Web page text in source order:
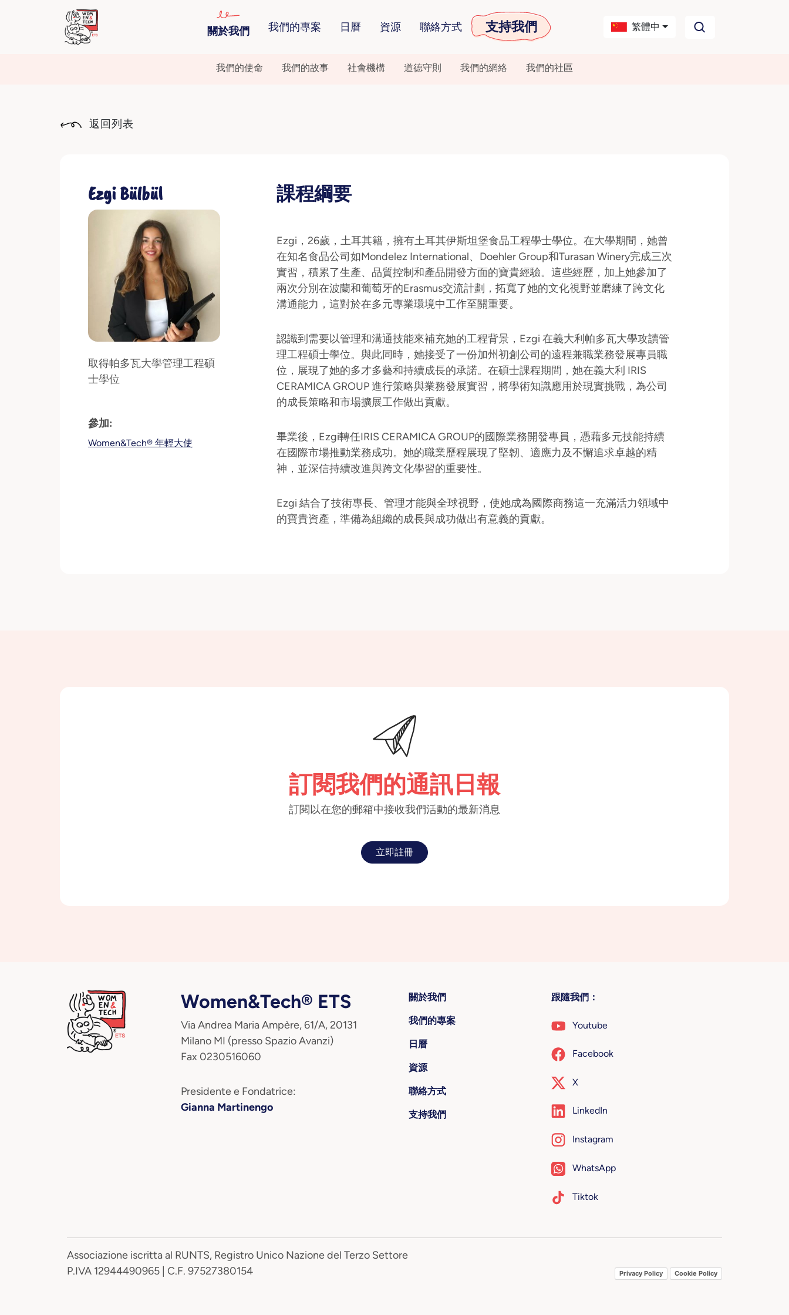
關於我們 我們的專案 日曆 資源 聯絡方式 支持我們 繁體中
我們的使命 我們的故事 社會機構 道德守則 我們的網絡 我們的社區
返回列表
Ezgi Bülbül
取得帕多瓦大學管理工程碩
士學位
參加:
Women&Tech® 年輕大使
課程綱要
Ezgi，26歲，土耳其籍，擁有土耳其伊斯坦堡食品工程學士學位。在大學期間，她曾
在知名食品公司如Mondelez International、Doehler Group和Turasan Winery完成三次
實習，積累了生產、品質控制和產品開發方面的寶貴經驗。這些經歷，加上她參加了
兩次分別在波蘭和葡萄牙的Erasmus交流計劃，拓寬了她的文化視野並磨練了跨文化
溝通能力，這對於在多元專業環境中工作至關重要。
認識到需要以管理和溝通技能來補充她的工程背景，Ezgi 在義大利帕多瓦大學攻讀管
理工程碩士學位。與此同時，她接受了一份加州初創公司的遠程兼職業務發展專員職
位，展現了她的多才多藝和持續成長的承諾。在碩士課程期間，她在義大利 IRIS
CERAMICA GROUP 進行策略與業務發展實習，將學術知識應用於現實挑戰，為公司
的成長策略和市場擴展工作做出貢獻。
畢業後，Ezgi轉任IRIS CERAMICA GROUP的國際業務開發專員，憑藉多元技能持續
在國際市場推動業務成功。她的職業歷程展現了堅韌、適應力及不懈追求卓越的精
神，並深信持續改進與跨文化學習的重要性。
Ezgi 結合了技術專長、管理才能與全球視野，使她成為國際商務這一充滿活力領域中
的寶貴資產，準備為組織的成長與成功做出有意義的貢獻。
訂閱我們的通訊日報
訂閱以在您的郵箱中接收我們活動的最新消息
立即註冊
Women&Tech® ETS
Via Andrea Maria Ampère, 61/A, 20131
Milano MI (presso Spazio Avanzi)
Fax 0230516060
Presidente e Fondatrice:
Gianna Martinengo
關於我們
我們的專案
日曆
資源
聯絡方式
支持我們
跟隨我們：
Youtube
Facebook
X
LinkedIn
Instagram
WhatsApp
Tiktok
Associazione iscritta al RUNTS, Registro Unico Nazione del Terzo Settore
P.IVA 12944490965 | C.F. 97527380154
Privacy Policy Cookie Policy